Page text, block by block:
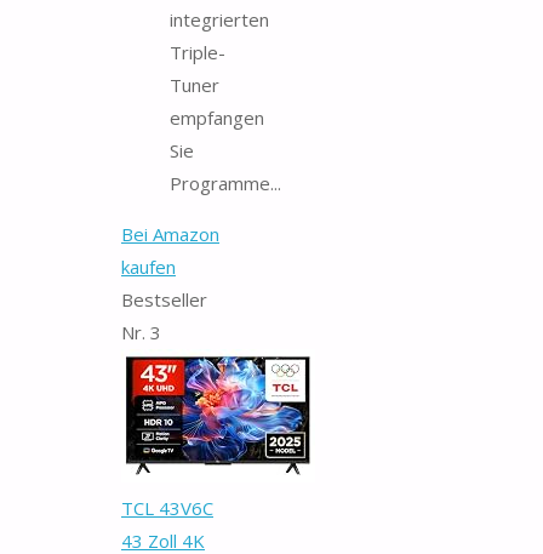
integrierten
Triple-
Tuner
empfangen
Sie
Programme...
Bei Amazon
kaufen
Bestseller
Nr. 3
TCL 43V6C
43 Zoll 4K